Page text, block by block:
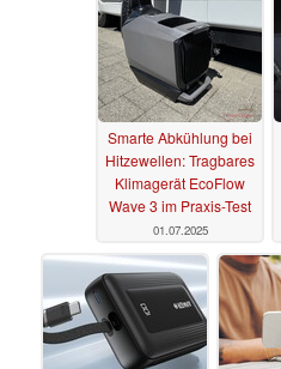
Smarte Abkühlung bei
Hitzewellen: Tragbares
Klimagerät EcoFlow
Wave 3 im Praxis-Test
01.07.2025